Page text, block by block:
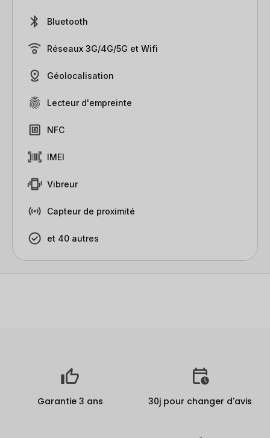
Bluetooth
Réseaux 3G/4G/5G et Wifi
Géolocalisation
Lecteur d'empreinte
NFC
IMEI
Vibreur
Capteur de proximité
et 40 autres
Garantie 3 ans 30j pour changer d'avis